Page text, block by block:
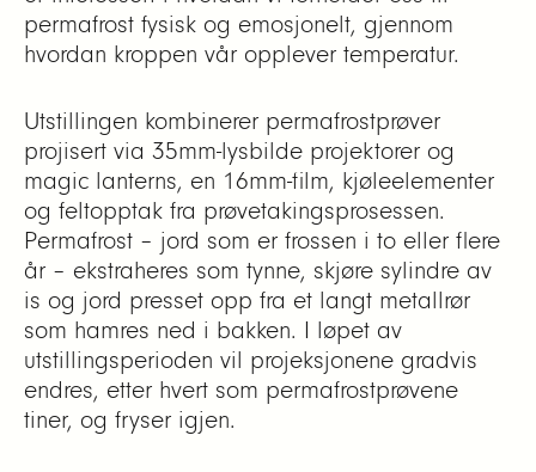
permafrost fysisk og emosjonelt, gjennom
hvordan kroppen vår opplever temperatur.
Utstillingen kombinerer permafrostprøver
projisert via 35mm-lysbilde projektorer og
magic lanterns, en 16mm-film, kjøleelementer
og feltopptak fra prøvetakingsprosessen.
Permafrost – jord som er frossen i to eller flere
år – ekstraheres som tynne, skjøre sylindre av
is og jord presset opp fra et langt metallrør
som hamres ned i bakken. I løpet av
utstillingsperioden vil projeksjonene gradvis
endres, etter hvert som permafrostprøvene
tiner, og fryser igjen.